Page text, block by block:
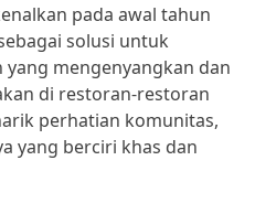
pada awal tahun
solusi untuk
mengenyangkan dan
di restoran-restoran
perhatian komunitas,
yang berciri khas dan